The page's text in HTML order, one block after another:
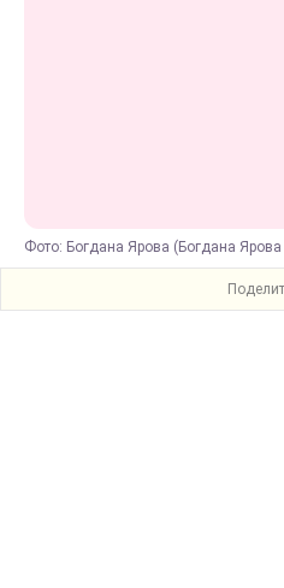
Фото: Богдана Ярова (Богдана Ярова